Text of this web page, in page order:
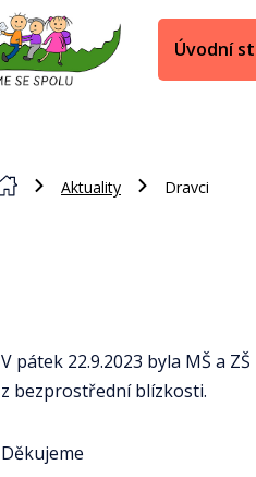
Úvodní
Aktuality Dravci
V pátek 22.9.2023 byla MŠ a
z bezprostřední blízkosti.
Děkujeme